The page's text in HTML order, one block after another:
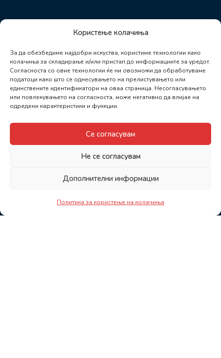
Користење колачиња
За да обезбедиме најдобри искуства, користиме технологии како
колачиња за складирање и/или пристап до информациите за уредот.
Согласноста со овие технологии ќе ни овозможи да обработуваме
податоци како што се однесувањето на прелистувањето или
единствените идентификатори на оваа страница. Несогласувањето
или повлекувањето на согласноста, може негативно да влијае на
одредени карактеристики и функции.
Се согласувам
Не се согласувам
Дополнителни информации
Политика за користење на колачиња